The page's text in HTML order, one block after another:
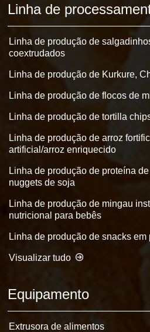
Linha de
Linha de produção de
coextrudados
Linha de produção de Kurkure,
Linha de produção de flocos de
Linha de produção de tortilla
Linha de produção de arroz
artificial/arroz enriquecido
Linha de produção de proteína
nuggets de soja
Linha de produção de mingau
nutricional para bebês
Linha de produção de snacks em
Visualizar tudo
Equipamento
Extrusora de alimentos